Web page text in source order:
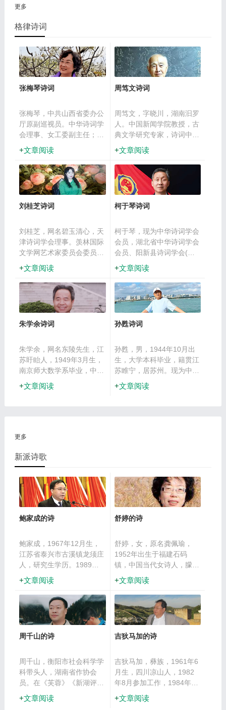
更多
格律诗词
张梅琴诗词
张梅琴，中共山西省委办公
厅原副巡视员。中华诗词学
会理事、女工委副主任；山
西诗词学会副会长，杏花诗
社社长；山西作家协会会
员。曾获“华夏诗词奖”第
2、3、4届优秀奖，被中华
诗词研究院2011年《中国
百家”。著有《张梅琴短诗
等，辑有《心中有绿洲》，
散曲作品被收入《当代散曲
丛书》。
文章阅读
周笃文诗词
周笃文，字晓川，湖南汩罗
人。中国新闻学院教授，古
典文学研究专家，诗词中国
杰出贡献奖和聂绀弩杯年度
诗坛人物的获得者，享受国
务院特殊津贴专家。早年师
从张伯驹、夏承焘先生。著
有《世纪诗新解》《影珠书
丛》《宋词》《宋百家词
词三百首》《天风阁词选》
及《全宋词评注》等。曾参
与创建中国韵文学会、中华
学会副会长兼秘书长、中国
诗词大会学术顾问。
文章阅读
刘桂芝诗词
刘桂芝，网名碧玉清心，天
津诗词学会理事。羡林国际
文学网艺术家委员会委员、
副主席。《百花缘聚春秋
台》大系策划兼主编。春秋
台诗词社社长（创始人）。
中华诗词学会、中国当代文
学会会员。中华诗词论坛及
版。
文章阅读
柯于琴诗词
柯于琴，现为中华诗词学会
会员，湖北省中华诗词学会
会员、阳新县诗词学会(富
川诗社)常务理事、副秘书
长兼办公室主任。中共党
员。阳新县公安局关工委秘
书长、中共阳新县公安局退
休干部第五支部宣传委员、
一级警督警衔。
文章阅读
朱学余诗词
朱学余，网名东陵先生，江
苏盱眙人，1949年3月生，
南京师大数学系毕业，中共
党员，中学高级教师。
1972年参加工作，历任中
家协会会员。多篇论文和百
上发表，荣获特等奖、金
奖、一等奖、二等奖数次。
文章阅读
孙甦诗词
孙甦，男，1944年10月出
生，大学本科毕业，籍贯江
苏睢宁，居苏州。现为中华
诗词学会会员、江苏省诗词
协会、晚晴诗社会员、苏州
诗词奖，著有个人诗集《百
花诗存》。
文章阅读
更多
新派诗歌
鲍家成的诗
鲍家成，1967年12月生，
江苏省泰兴市古溪镇龙须庄
人，研究生学历。1989年
开始散文、评论创作，至今
已先后在《人民日报》《农
民日报》《散文》《雨花》
《萌芽》《福建文学》《新
华日报》《扬州日报》等20
500余篇。其中，散文《古
《故园之恋》《父亲的云片
垛》《我的遥远的龙须庄》
等16篇作品先后获多种散文
文奖”
文章阅读
舒婷的诗
舒婷，女，原名龚佩瑜，
1952年出生于福建石码
镇，中国当代女诗人，朦胧
诗派的代表人物。从小随父
母定居于厦门，1969年下
乡插队，1972年返城当工
人，1979年开始发表诗歌
作品，1980年至福建省文
2016年12月，舒婷当选中
会委员。主要成就：庄重文
文学奖。
文章阅读
周千山的诗
周千山，衡阳市社会科学学
科带头人，湖南省作协会
员。在《芙蓉》《新湖评
论》《文学天地》《三角
洲》《中国青年报》《中国
文章阅读
吉狄马加的诗
吉狄马加，彝族，1961年6
月生，四川凉山人，1982
年8月参加工作，1984年12
月加入中国共产党，西南民
族学院中文系汉语言文学专
文章阅读